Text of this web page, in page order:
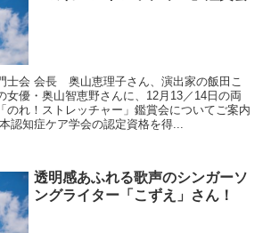
士会 会長 奥山恵理子さん、演出家の飯田こ
女優・奥山智恵野さんに、12月13／14日の両
のれ！ストレッチャー」鑑賞会についてご案内
認知症ケア学会の認定資格を得...
透明感あふれる歌声のシンガーソ
ングライター「こずえ」さん！